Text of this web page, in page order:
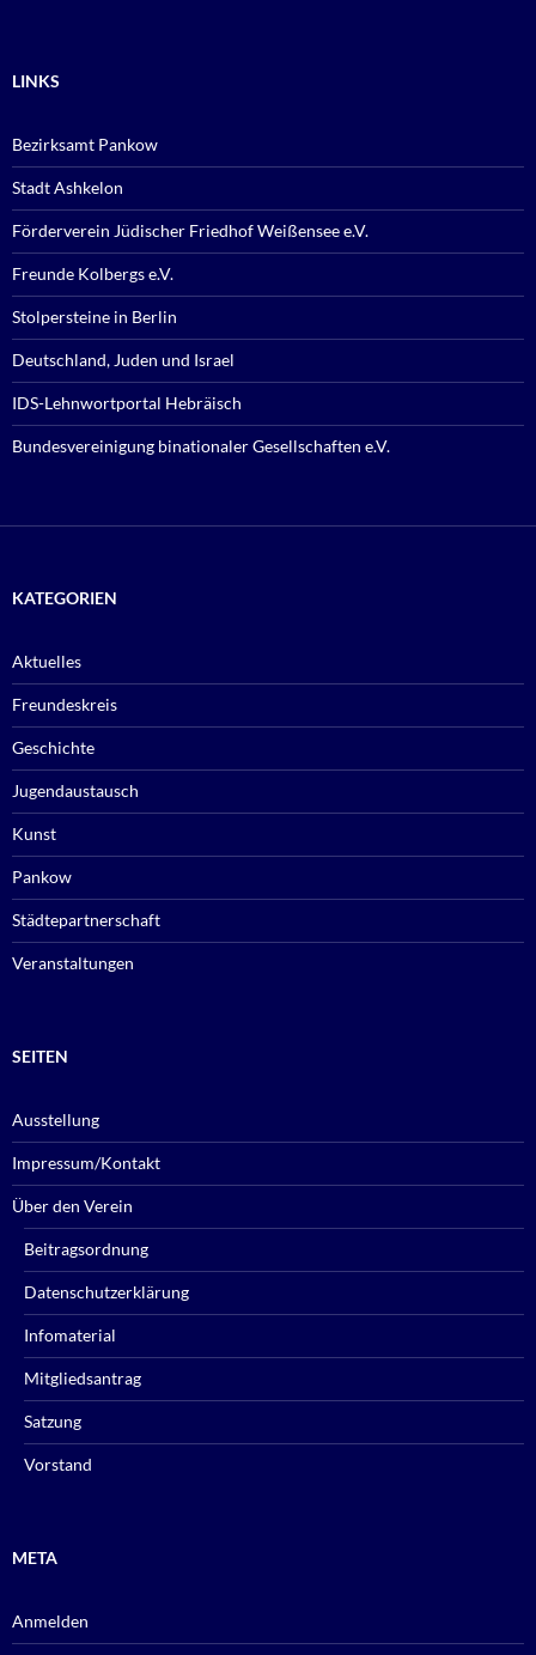
LINKS
Bezirksamt Pankow
Stadt Ashkelon
Förderverein Jüdischer Friedhof Weißensee e.V.
Freunde Kolbergs e.V.
Stolpersteine in Berlin
Deutschland, Juden und Israel
IDS-Lehnwortportal Hebräisch
Bundesvereinigung binationaler Gesellschaften e.V.
KATEGORIEN
Aktuelles
Freundeskreis
Geschichte
Jugendaustausch
Kunst
Pankow
Städtepartnerschaft
Veranstaltungen
SEITEN
Ausstellung
Impressum/Kontakt
Über den Verein
Beitragsordnung
Datenschutzerklärung
Infomaterial
Mitgliedsantrag
Satzung
Vorstand
META
Anmelden